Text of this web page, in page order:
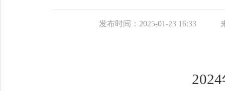
发布时间：2025-01-23 16:33
2024